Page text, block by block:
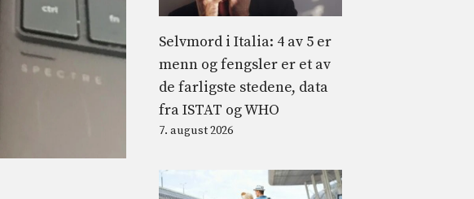
Selvmord i Italia: 4 av 5 er
menn og fengsler er et av
de farligste stedene, data
fra ISTAT og WHO
7. august 2026